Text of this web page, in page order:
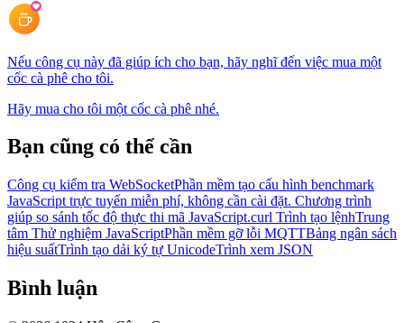
Nếu công cụ này đã giúp ích cho bạn, hãy nghĩ đến việc mua một
cốc cà phê cho tôi.
Hãy mua cho tôi một cốc cà phê nhé.
Bạn cũng có thể cần
Công cụ kiểm tra WebSocketPhần mềm tạo cấu hình benchmark
JavaScript trực tuyến miễn phí, không cần cài đặt. Chương trình
giúp so sánh tốc độ thực thi mã JavaScript.curl Trình tạo lệnhTrung
tâm Thử nghiệm JavaScriptPhần mềm gỡ lỗi MQTTBảng ngân sách
hiệu suấtTrình tạo dải ký tự UnicodeTrình xem JSON
Bình luận